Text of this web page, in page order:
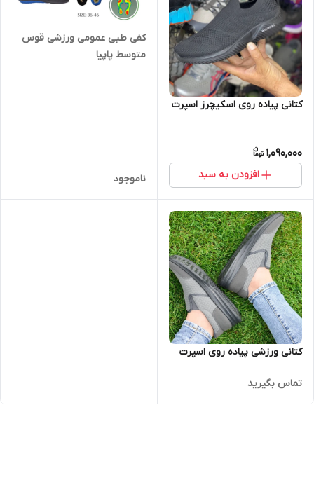
کتانی پیاده روی اسکیچرز اسپرت
1,090,000
افزودن به سبد
کفی طبی عمومی ورزشی قوس
متوسط پاپیا
ناموجود
کتانی ورزشی پیاده روی اسپرت
تماس بگیرید